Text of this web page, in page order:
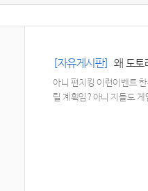
[자유게시판] 왜 도토
아니 펀치킹 이런이벤트
릴 계획임?아니 지들도